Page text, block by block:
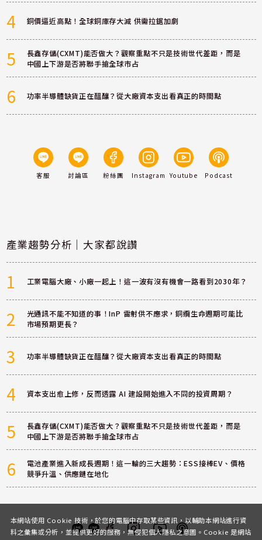
4 銅價逼近高點！全球銅庫存大減 供需拉鋸加劇
5
長鑫存儲(CXMT)能否做大？觀察重點不只是技術世代差距，而是
中國上下游是否將聯手搶全球市占
6 功率半導體缺貨正在醞釀？從大廠資本支出看真正的時間點
客服 討論區 粉絲團 Instagram Youtube Podcast
產業趨勢分析｜大家都說讚
1 工業電腦大廠、小廠一起上！這一波有沒有機會一路看到2030年？
2
光通訊不能不知道的事！InP 雷射供不應求，銅纜生命週期可能比
市場預期更長？
3 功率半導體缺貨正在醞釀？從大廠資本支出看真正的時間點
4 資本支出愈上修，反而透露 AI 建設開始進入不同的投資周期？
5
長鑫存儲(CXMT)能否做大？觀察重點不只是技術世代差距，而是
中國上下游是否將聯手搶全球市占
6
電池產業進入新成長週期！這一輪的三大趨勢：ESS接棒EV、價格
競爭升溫、供應鏈在地化
本網站使用 Cookie 技術，於您的電腦中存取某些資訊，以輔助本網站進行資
料之彙集或分析，並提供更好的服務，無侵犯個人隱私之意圖。Cookie 是網站